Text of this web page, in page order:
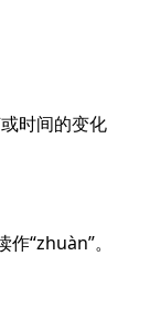
时间的变化
“zhuàn”。